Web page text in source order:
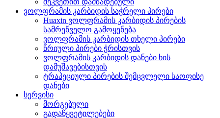
შეკვეთით დამზადებული
ვოლფრამის კარბიდის საჭრელი პირები
Huaxin ვოლფრამის კარბიდის პირების
სამრეწველო გამოყენება
ვოლფრამის კარბიდის თხელი პირები
წრიული პირები ჭრისთვის
ვოლფრამის კარბიდის დანები ხის
დამუშავებისთვის
ტრაპეციული პირების შემცვლელი საოფისე
დანები
სერვისი
მორგებული
გადაწყვეტილებები